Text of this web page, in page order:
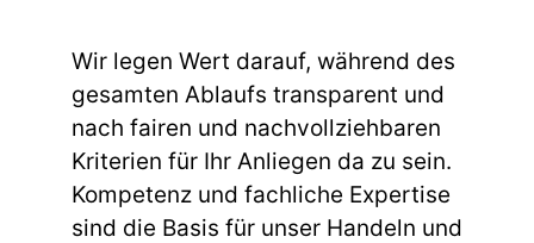
Wir legen Wert darauf, während des
gesamten Ablaufs transparent und
nach fairen und nachvollziehbaren
Kriterien für Ihr Anliegen da zu sein.
Kompetenz und fachliche Expertise
sind die Basis für unser Handeln und